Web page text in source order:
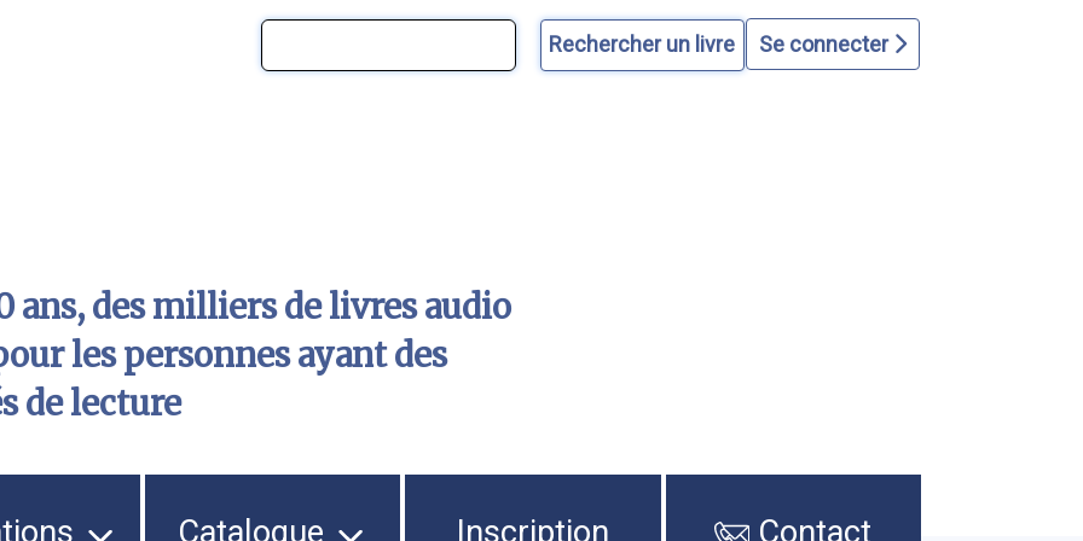
Se connecter
ans, des milliers de livres audio
les personnes ayant des
de lecture
Catalogue Inscription Contact